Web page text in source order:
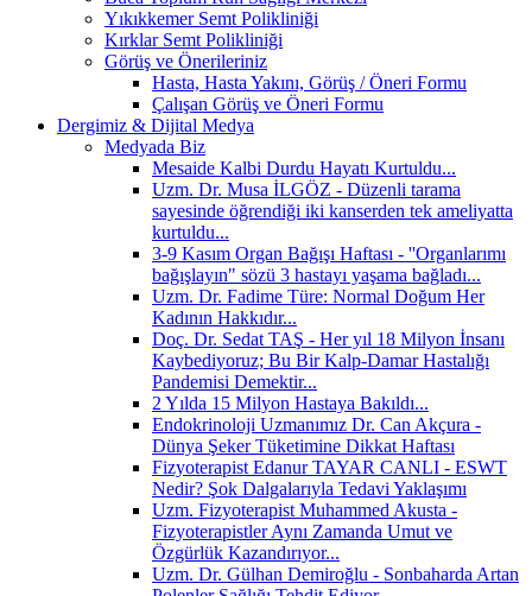
Yıkıkkemer Semt Polikliniği
Kırklar Semt Polikliniği
Görüş ve Önerileriniz
Hasta, Hasta Yakını, Görüş / Öneri Formu
Çalışan Görüş ve Öneri Formu
Dergimiz & Dijital Medya
Medyada Biz
Mesaide Kalbi Durdu Hayatı Kurtuldu...
Uzm. Dr. Musa İLGÖZ - Düzenli tarama
sayesinde öğrendiği iki kanserden tek ameliyatta
kurtuldu...
3-9 Kasım Organ Bağışı Haftası - ''Organlarımı
bağışlayın" sözü 3 hastayı yaşama bağladı...
Uzm. Dr. Fadime Türe: Normal Doğum Her
Kadının Hakkıdır...
Doç. Dr. Sedat TAŞ - Her yıl 18 Milyon İnsanı
Kaybediyoruz; Bu Bir Kalp-Damar Hastalığı
Pandemisi Demektir...
2 Yılda 15 Milyon Hastaya Bakıldı...
Endokrinoloji Uzmanımız Dr. Can Akçura -
Dünya Şeker Tüketimine Dikkat Haftası
Fizyoterapist Edanur TAYAR CANLI - ESWT
Nedir? Şok Dalgalarıyla Tedavi Yaklaşımı
Uzm. Fizyoterapist Muhammed Akusta -
Fizyoterapistler Aynı Zamanda Umut ve
Özgürlük Kazandırıyor...
Uzm. Dr. Gülhan Demiroğlu - Sonbaharda Artan